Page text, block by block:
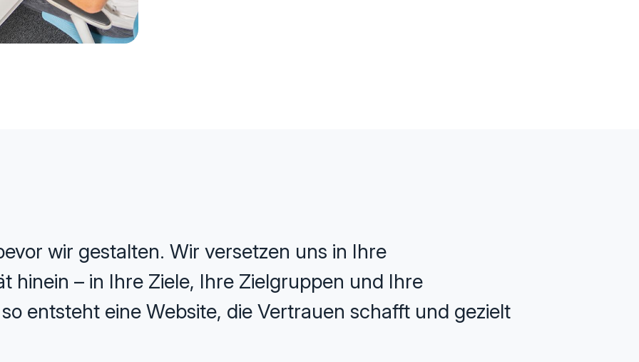
wir gestalten. Wir versetzen uns in Ihre
hinein – in Ihre Ziele, Ihre Zielgruppen und Ihre
entsteht eine Website, die Vertrauen schafft und gezielt